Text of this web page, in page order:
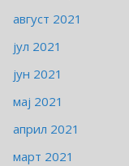
август 2021
јул 2021
јун 2021
мај 2021
април 2021
март 2021